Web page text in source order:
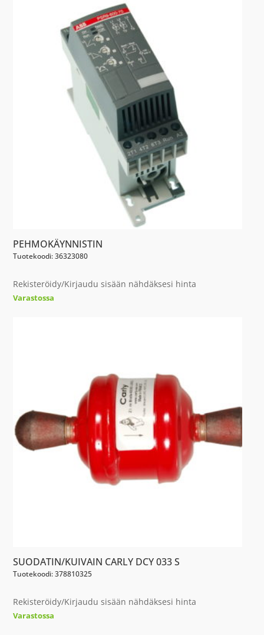
PEHMOKÄYNNISTIN
Tuotekoodi: 36323080
Rekisteröidy/Kirjaudu sisään nähdäksesi hinta
Varastossa
SUODATIN/KUIVAIN CARLY DCY 033 S
Tuotekoodi: 378810325
Rekisteröidy/Kirjaudu sisään nähdäksesi hinta
Varastossa